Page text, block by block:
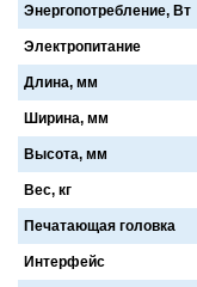
Энергопотребление, Вт
Электропитание
Длина, мм
Ширина, мм
Высота, мм
Вес, кг
Печатающая головка
Интерфейс